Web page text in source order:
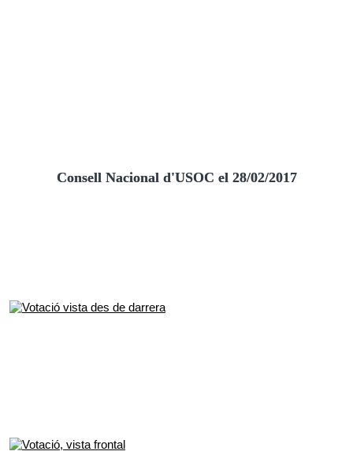
Consell Nacional d'USOC el 28/02/2017